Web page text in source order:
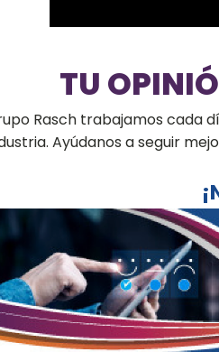
TU
Rasch trabajamos cada
Ayúdanos a seguir